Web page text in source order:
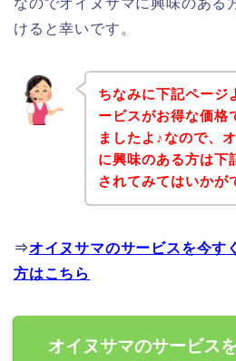
けると幸いです。
ちなみに下記ページ
ービスがお得な価格
ましたよ♪なので、
に興味のある方は下
されてみてはいかが
⇒オイヌサマのサービスを今す
方はこちら
オイヌサマのサービス